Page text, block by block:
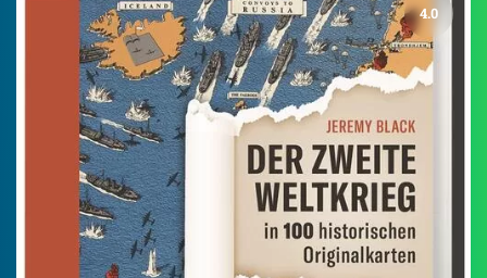
4.0